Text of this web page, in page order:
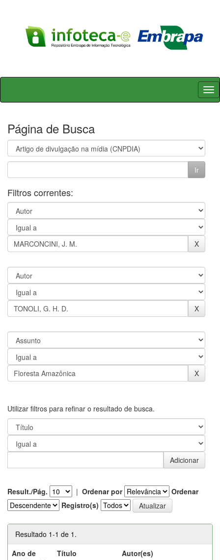
Skip
Página de Busca
Filtros correntes:
Utilizar filtros para refinar o resultado de busca.
Result./Pág. | Ordenar por
Ordenar
Registro(s)
Resultado 1-1 de 1.
Ano de
Título Autor(es)